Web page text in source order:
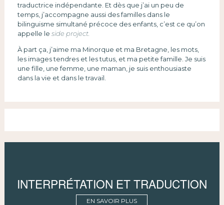
traductrice indépendante. Et dès que j’ai un peu de
temps, j’accompagne aussi des familles dans le
bilinguisme simultané précoce des enfants, c’est ce qu’on
appelle le side project.
À part ça, j’aime ma Minorque et ma Bretagne, les mots,
les images tendres et les tutus, et ma petite famille. Je suis
une fille, une femme, une maman, je suis enthousiaste
dans la vie et dans le travail.
INTERPRÉTATION ET TRADUCTION
EN SAVOIR PLUS